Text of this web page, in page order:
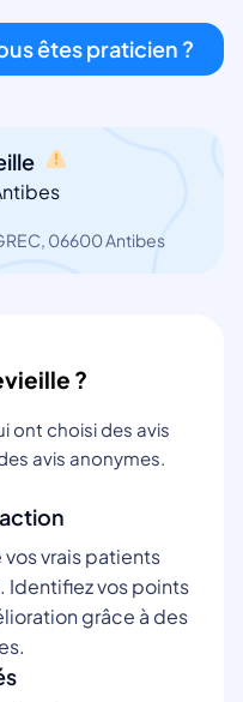
êtes praticien ?
06600 Antibes
?
ont choisi des avis
avis anonymes.
vrais patients
Identifiez vos points
grâce à des